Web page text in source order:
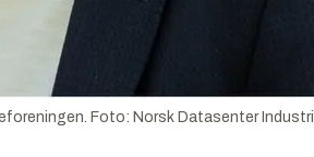
Foto: Norsk Datasenter Industri